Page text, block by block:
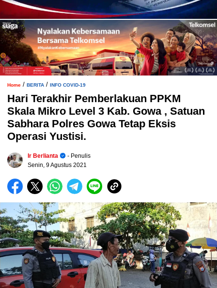
Home / BERITA / INFO COVID-19
Hari Terakhir Pemberlakuan PPKM
Skala Mikro Level 3 Kab. Gowa , Satuan
Sabhara Polres Gowa Tetap Eksis
Operasi Yustisi.
Ir Berlianta
- Penulis
Senin, 9 Agustus 2021